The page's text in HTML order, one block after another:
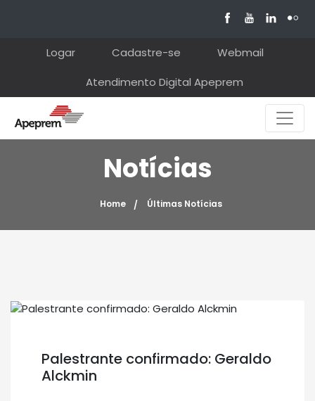
Logar Cadastre-se
Webmail
Atendimento Digital Apeprem
Notícias
Home Últimas Notícias
Palestrante confirmado: Geraldo
Alckmin